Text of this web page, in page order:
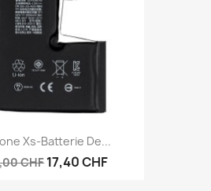
Aperçu rapide
Xs-Batterie De...
CHF17,40 CHF